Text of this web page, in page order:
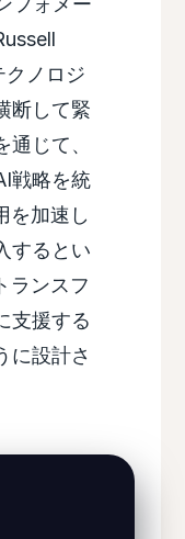
クノロジ
断して緊
じて、
戦略を統
を加速し
するとい
ランスフ
支援する
に設計さ